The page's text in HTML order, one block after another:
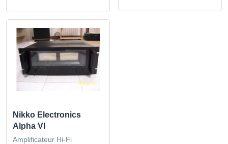
Nikko Electronics
Alpha VI
Amplificateur Hi-Fi